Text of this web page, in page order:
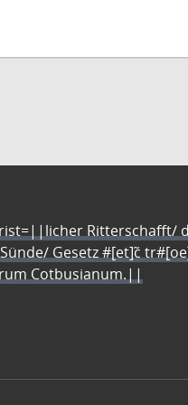
Ritterschafft/
Gesetz #[et]c̃
Cotbusianum.||